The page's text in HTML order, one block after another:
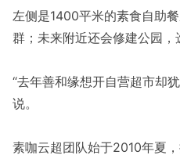
左侧是1400平米的素食自助
群；未来附近还会修建公园，
“去年善和缘想开自营超市却
说。
素咖云超团队始于2010年夏